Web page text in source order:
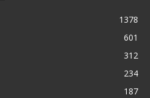
1378
601
312
234
187